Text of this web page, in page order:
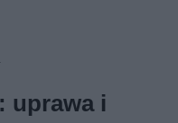
uprawa i